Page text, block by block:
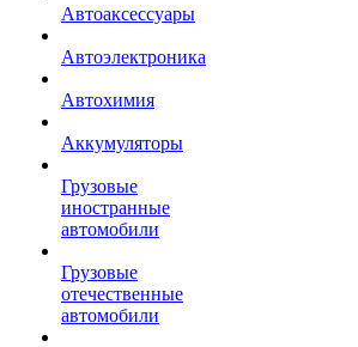
Автоаксессуары
Автоэлектроника
Автохимия
Аккумуляторы
Грузовые
иностранные
автомобили
Грузовые
отечественные
автомобили